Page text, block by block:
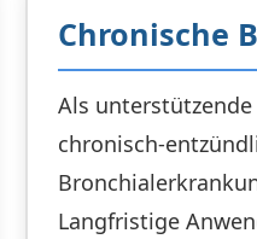
Chronische
Als unterstützende
chronisch-
Langfristige